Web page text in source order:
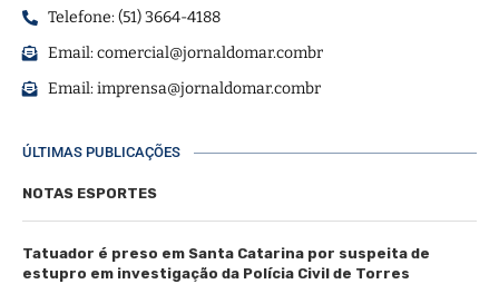
Telefone: (51) 3664-4188
Email:comercial@jornaldomar.combr
Email:imprensa@jornaldomar.combr
ÚLTIMAS PUBLICAÇÕES
NOTAS ESPORTES
Tatuador é preso em Santa Catarina por suspeita de
estupro em investigação da Polícia Civil de Torres